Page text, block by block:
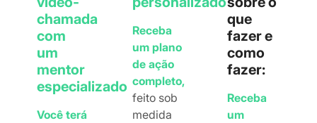
chamada
com
um
mentor
especializado
Você terá
Receba
um plano
de ação
completo,
feito sob
medida
que
fazer e
como
fazer:
Receba
um